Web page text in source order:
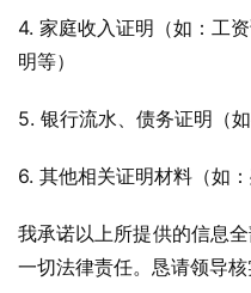
4. 家庭收入证明（如：工
明等）
5. 银行流水、债务证明（如
6. 其他相关证明材料（如
我承诺以上所提供的信息
一切法律责任。恳请领导核